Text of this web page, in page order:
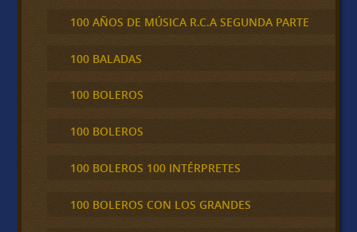
100 AÑOS DE MÚSICA R.C.A SEGUNDA PARTE
100 BALADAS
100 BOLEROS
100 BOLEROS
100 BOLEROS 100 INTÉRPRETES
100 BOLEROS CON LOS GRANDES